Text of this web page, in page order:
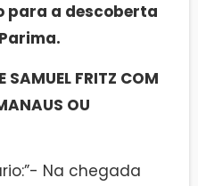
para a descoberta
SAMUEL FRITZ COM
OU
Na chegada